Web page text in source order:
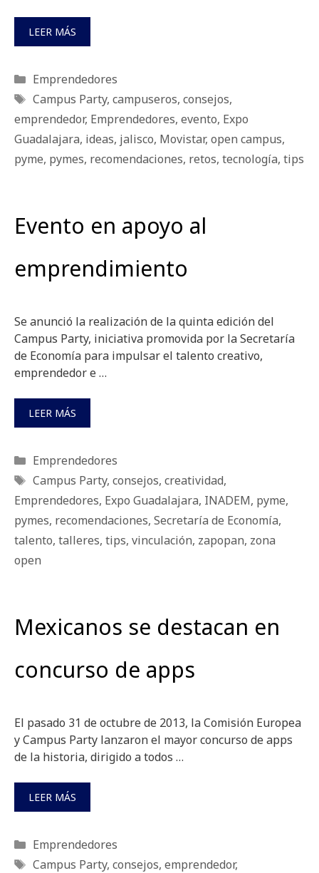
LEER MÁS
Categorías
Emprendedores
Etiquetas
Campus Party, campuseros, consejos,
emprendedor, Emprendedores, evento, Expo
Guadalajara, ideas, jalisco, Movistar, open campus,
pyme, pymes, recomendaciones, retos, tecnología, tips
Evento en apoyo al
emprendimiento
Se anunció la realización de la quinta edición del
Campus Party, iniciativa promovida por la Secretaría
de Economía para impulsar el talento creativo,
emprendedor e …
LEER MÁS
Categorías
Emprendedores
Etiquetas
Campus Party, consejos, creatividad,
Emprendedores, Expo Guadalajara, INADEM, pyme,
pymes, recomendaciones, Secretaría de Economía,
talento, talleres, tips, vinculación, zapopan, zona
open
Mexicanos se destacan en
concurso de apps
El pasado 31 de octubre de 2013, la Comisión Europea
y Campus Party lanzaron el mayor concurso de apps
de la historia, dirigido a todos …
LEER MÁS
Categorías
Emprendedores
Etiquetas
Campus Party, consejos, emprendedor,